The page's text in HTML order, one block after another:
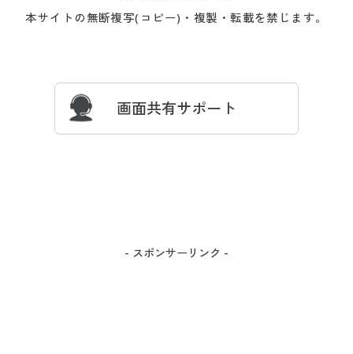
プレゼント＆キャンペーン サイトマップ
ついて
忘れの場合
本サイトの無断複写(コピー)・複製・転載を禁じます。
画面共有サポート
- スポンサーリンク -